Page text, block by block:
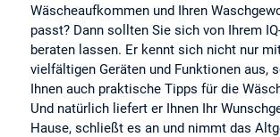
Wäscheaufkommen und Ihren
passt? Dann sollten Sie sich von Ihrem
beraten lassen. Er kennt sich nicht nur
vielfältigen Geräten und Funktionen aus,
Ihnen auch praktische Tipps für die
Und natürlich liefert er Ihnen Ihr
Hause, schließt es an und nimmt das